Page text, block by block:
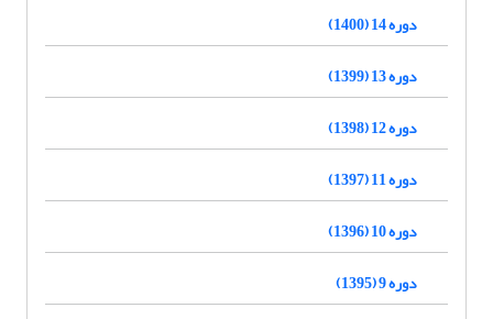
دوره 14 (1400)
دوره 13 (1399)
دوره 12 (1398)
دوره 11 (1397)
دوره 10 (1396)
دوره 9 (1395)